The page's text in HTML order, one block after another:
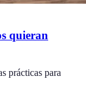
quieran
prácticas para